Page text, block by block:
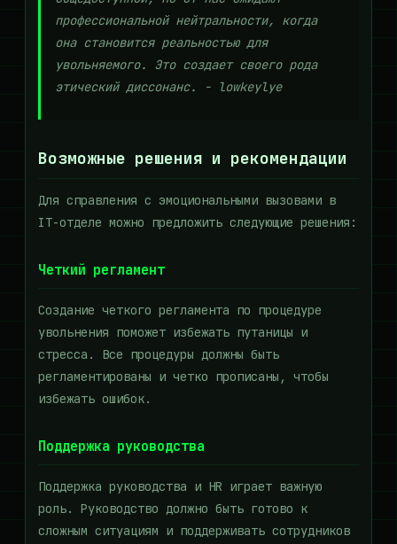
профессиональной нейтральности, когда
она становится реальностью для
увольняемого. Это создает своего рода
этический диссонанс. - lowkeylye
Возможные решения и рекомендации
Для справления с эмоциональными вызовами в
IT-отделе можно предложить следующие решения:
Четкий регламент
Создание четкого регламента по процедуре
увольнения поможет избежать путаницы и
стресса. Все процедуры должны быть
регламентированы и четко прописаны, чтобы
избежать ошибок.
Поддержка руководства
Поддержка руководства и HR играет важную
роль. Руководство должно быть готово к
сложным ситуациям и поддерживать сотрудников